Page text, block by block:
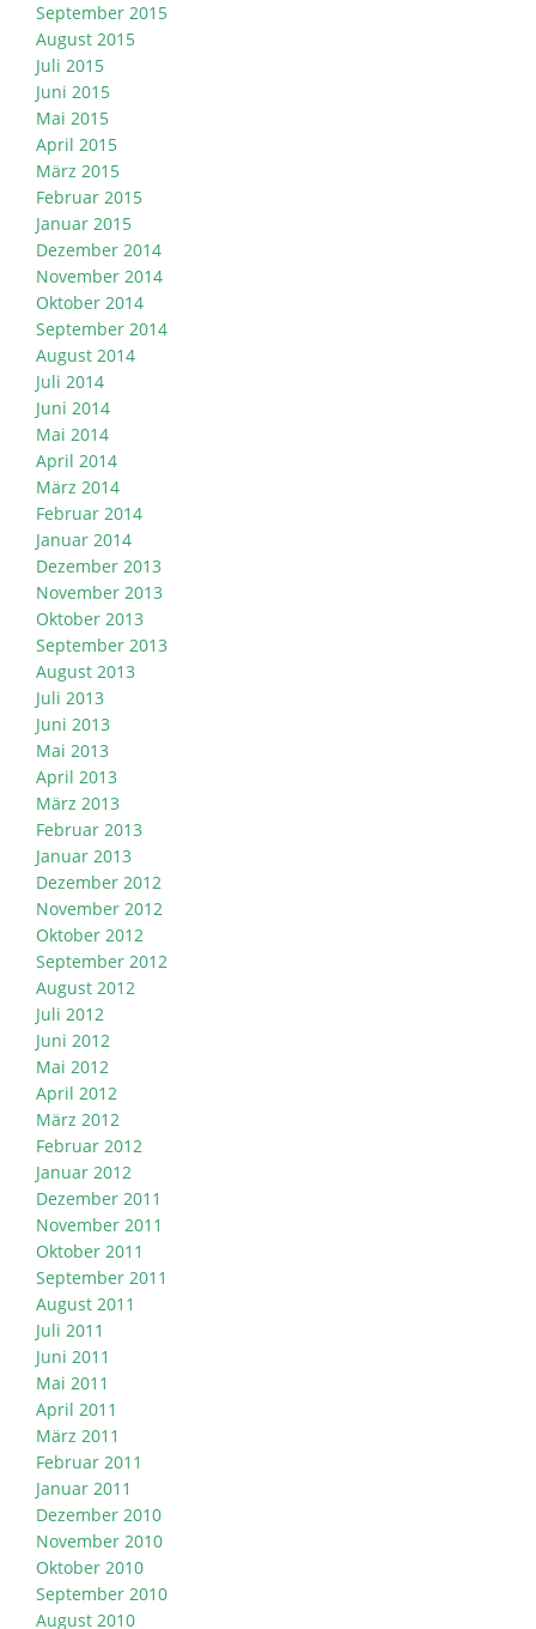
September 2015
August 2015
Juli 2015
Juni 2015
Mai 2015
April 2015
März 2015
Februar 2015
Januar 2015
Dezember 2014
November 2014
Oktober 2014
September 2014
August 2014
Juli 2014
Juni 2014
Mai 2014
April 2014
März 2014
Februar 2014
Januar 2014
Dezember 2013
November 2013
Oktober 2013
September 2013
August 2013
Juli 2013
Juni 2013
Mai 2013
April 2013
März 2013
Februar 2013
Januar 2013
Dezember 2012
November 2012
Oktober 2012
September 2012
August 2012
Juli 2012
Juni 2012
Mai 2012
April 2012
März 2012
Februar 2012
Januar 2012
Dezember 2011
November 2011
Oktober 2011
September 2011
August 2011
Juli 2011
Juni 2011
Mai 2011
April 2011
März 2011
Februar 2011
Januar 2011
Dezember 2010
November 2010
Oktober 2010
September 2010
August 2010